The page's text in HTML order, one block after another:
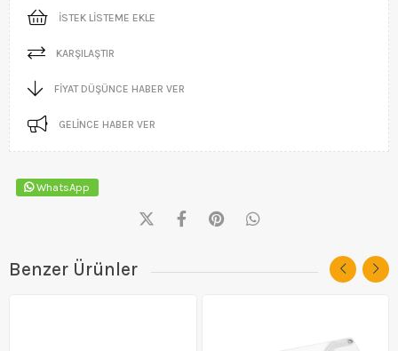
İSTEK LISTEME EKLE
KARŞILAŞTIR
FIYAT DÜŞÜNCE HABER VER
GELINCE HABER VER
WhatsApp
Benzer Ürünler